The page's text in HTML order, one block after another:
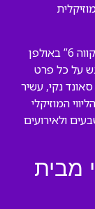
הצוות המנוסה שלנו יצר את ההקלטה של “התקווה 6” באולפן
על כל פרט
נקי, עשיר
המוזיקלי
ולאירועים
מבית